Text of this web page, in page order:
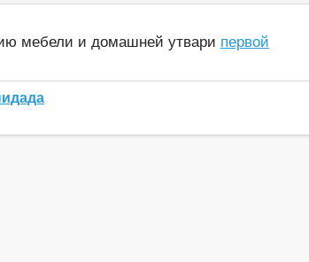
мебели и домашней утвари первой